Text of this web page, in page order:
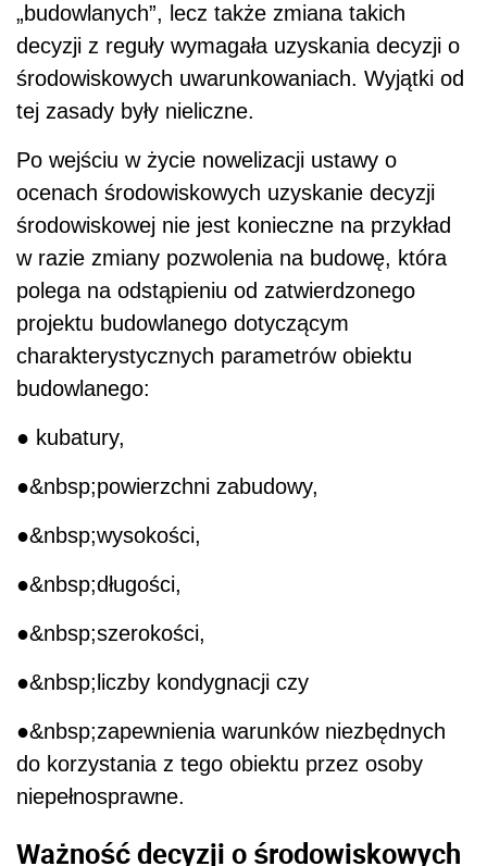
„budowlanych”, lecz także zmiana takich
decyzji z reguły wymagała uzyskania decyzji o
środowiskowych uwarunkowaniach. Wyjątki od
tej zasady były nieliczne.
Po wejściu w życie nowelizacji ustawy o
ocenach środowiskowych uzyskanie decyzji
środowiskowej nie jest konieczne na przykład
w razie zmiany pozwolenia na budowę, która
polega na odstąpieniu od zatwierdzonego
projektu budowlanego dotyczącym
charakterystycznych parametrów obiektu
budowlanego:
● kubatury,
●&nbsp;powierzchni zabudowy,
●&nbsp;wysokości,
●&nbsp;długości,
●&nbsp;szerokości,
●&nbsp;liczby kondygnacji czy
●&nbsp;zapewnienia warunków niezbędnych
do korzystania z tego obiektu przez osoby
niepełnosprawne.
Ważność decyzji o środowiskowych